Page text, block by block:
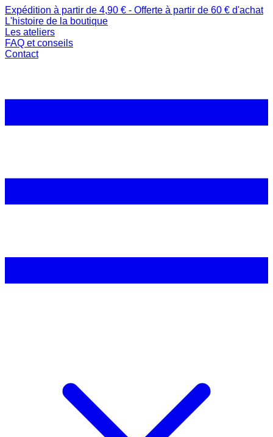
Expédition à partir de 4,90 € - Offerte à partir de 60 € d'achat
L'histoire de la boutique
Les ateliers
FAQ et conseils
Contact